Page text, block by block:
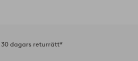
30 dagars returrätt*